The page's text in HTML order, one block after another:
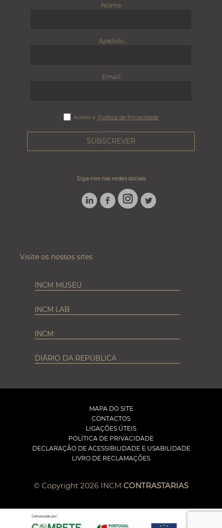
Nome
Apelido
Email
Aceito a Política de Privacidade
Siga-nos nas redes sociais
LINKEDINFACEBOOK
INSTAGRAM
TWITTER
Visite os nossos sites
INCM MUSEU
INCM LAB
INCM
DIÁRIO DA REPÚBLICA
MAPA DO SITE
CONTACTOS
LIGAÇÕES ÚTEIS
POLÍTICA DE PRIVACIDADE
DECLARAÇÃO DE ACESSIBILIDADE E USABILIDADE
LIVRO DE RECLAMAÇÕES
© Copyright 2026 INCM CONTRASTARIAS